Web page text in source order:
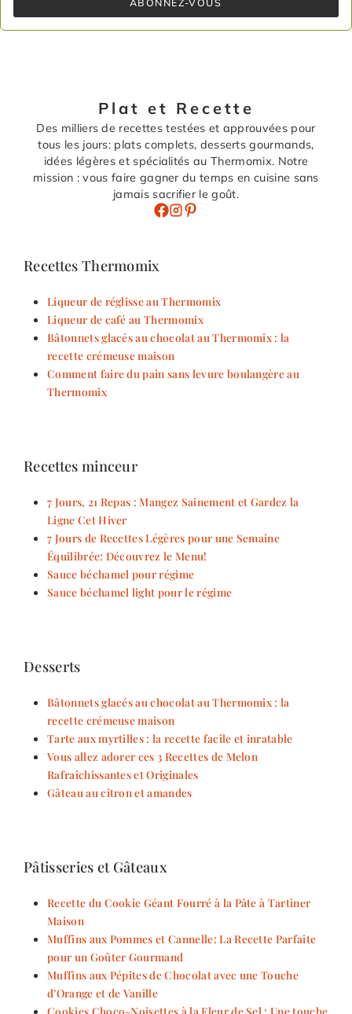
ABONNEZ-VOUS
Plat et Recette
Des milliers de recettes testées et approuvées pour
tous les jours: plats complets, desserts gourmands,
idées légères et spécialités au Thermomix. Notre
mission : vous faire gagner du temps en cuisine sans
jamais sacrifier le goût.
Recettes Thermomix
Liqueur de réglisse au Thermomix
Liqueur de café au Thermomix
Bâtonnets glacés au chocolat au Thermomix : la
recette crémeuse maison
Comment faire du pain sans levure boulangère au
Thermomix
Recettes minceur
7 Jours, 21 Repas : Mangez Sainement et Gardez la
Ligne Cet Hiver
7 Jours de Recettes Légères pour une Semaine
Équilibrée: Découvrez le Menu!
Sauce béchamel pour régime
Sauce béchamel light pour le régime
Desserts
Bâtonnets glacés au chocolat au Thermomix : la
recette crémeuse maison
Tarte aux myrtilles : la recette facile et inratable
Vous allez adorer ces 3 Recettes de Melon
Rafraîchissantes et Originales
Gâteau au citron et amandes
Pâtisseries et Gâteaux
Recette du Cookie Géant Fourré à la Pâte à Tartiner
Maison
Muffins aux Pommes et Cannelle: La Recette Parfaite
pour un Goûter Gourmand
Muffins aux Pépites de Chocolat avec une Touche
d’Orange et de Vanille
Cookies Choco-Noisettes à la Fleur de Sel : Une touche